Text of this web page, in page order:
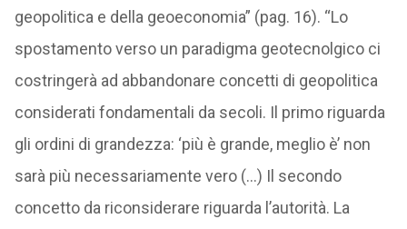
geopolitica e della geoeconomia” (pag. 16). “Lo
spostamento verso un paradigma geotecnolgico ci
costringerà ad abbandonare concetti di geopolitica
considerati fondamentali da secoli. Il primo riguarda
gli ordini di grandezza: ‘più è grande, meglio è’ non
sarà più necessariamente vero (…) Il secondo
concetto da riconsiderare riguarda l’autorità. La